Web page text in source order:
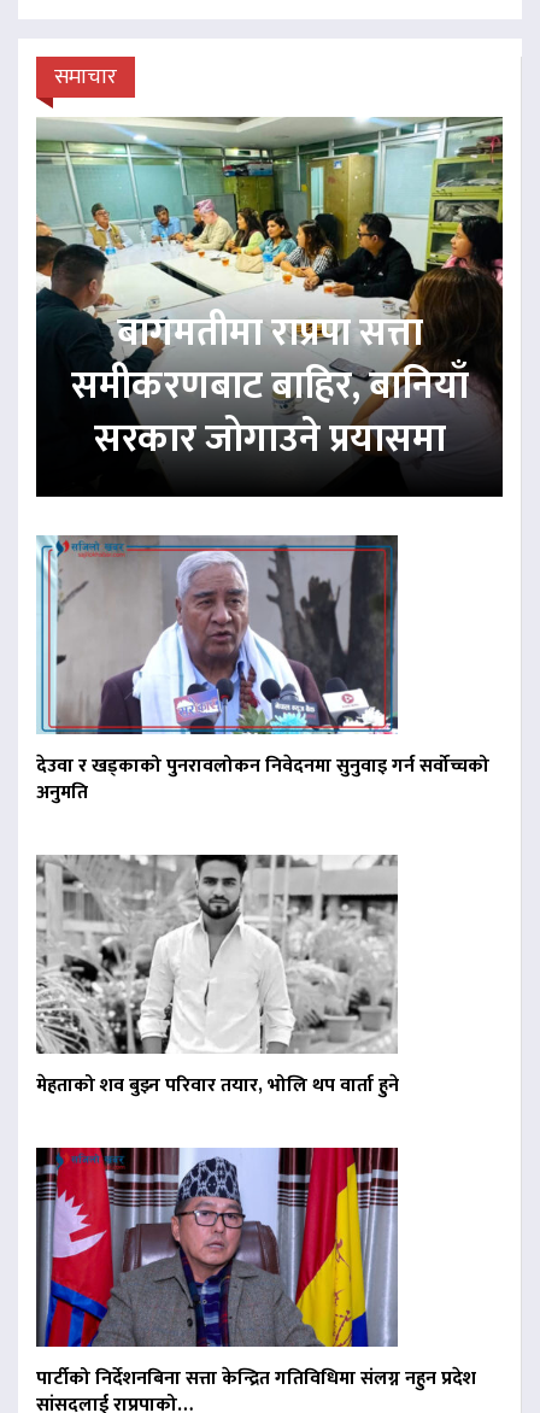
समाचार
बागमतीमा राप्रपा सत्ता
समीकरणबाट बाहिर, बानियाँ
सरकार जोगाउने प्रयासमा
देउवा र खड्काको पुनरावलोकन निवेदनमा सुनुवाइ गर्न सर्वोच्चको
अनुमति
मेहताको शव बुझ्न परिवार तयार, भोलि थप वार्ता हुने
पार्टीको निर्देशनबिना सत्ता केन्द्रित गतिविधिमा संलग्न नहुन प्रदेश
सांसदलाई राप्रपाको…